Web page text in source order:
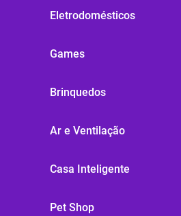
Eletrodomésticos
Games
Brinquedos
Ar e Ventilação
Casa Inteligente
Pet Shop